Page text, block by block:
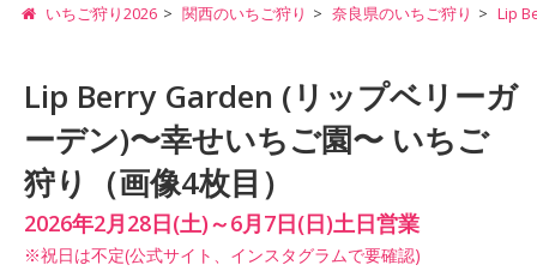
いちご狩り2026 関西のいちご狩り 奈良県のいちご狩り Lip
Lip Berry Garden (リップベリーガ
ーデン)〜幸せいちご園〜 いちご
狩り（画像4枚目）
2026年2月28日(土)～6月7日(日)土日営業
※祝日は不定(公式サイト、インスタグラムで要確認)